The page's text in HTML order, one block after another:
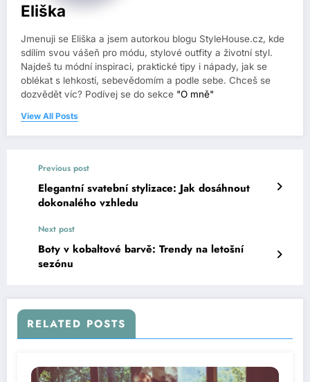
Eliška
Jmenuji se Eliška a jsem autorkou blogu StyleHouse.cz, kde
sdílím svou vášeň pro módu, stylové outfity a životní styl.
Najdeš tu módní inspiraci, praktické tipy i nápady, jak se
oblékat s lehkostí, sebevědomím a podle sebe. Chceš se
dozvědět víc? Podívej se do sekce "O mně"
View All Posts
Previous post
Elegantní svatební stylizace: Jak dosáhnout
dokonalého vzhledu
Next post
Boty v kobaltové barvě: Trendy na letošní
sezónu
RELATED POSTS